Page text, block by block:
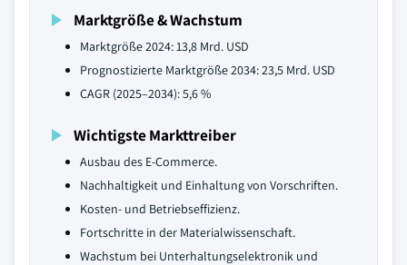
Marktgröße & Wachstum
Marktgröße 2024: 13,8 Mrd. USD
Prognostizierte Marktgröße 2034: 23,5 Mrd. USD
CAGR (2025–2034): 5,6 %
Wichtigste Markttreiber
Ausbau des E-Commerce.
Nachhaltigkeit und Einhaltung von Vorschriften.
Kosten- und Betriebseffizienz.
Fortschritte in der Materialwissenschaft.
Wachstum bei Unterhaltungselektronik und